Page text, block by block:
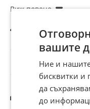
достъп и стартиране
лентата Адаптивен
Електрически
помощ при паркиране
светлини с
Bang & Olufsen
задния мост/
дисплей Карбонов
Тъмни стъкла.
ФИНАНСИРАНЕ
едни от най-добрите
Всички обяви Авто
☆
☆
☆
Другите
вашите
Ние и
бисквитки и
да
до